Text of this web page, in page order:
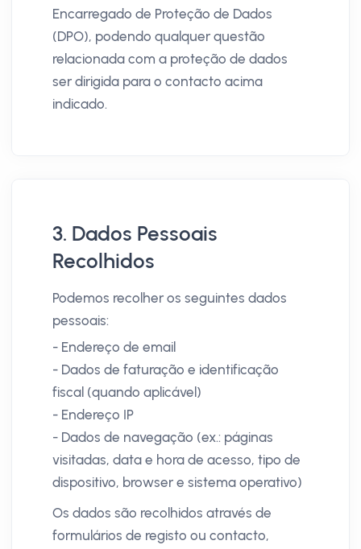
Encarregado de Proteção de Dados
(DPO), podendo qualquer questão
relacionada com a proteção de dados
ser dirigida para o contacto acima
indicado.
3. Dados Pessoais
Recolhidos
Podemos recolher os seguintes dados
pessoais:
- Endereço de email
- Dados de faturação e identificação
fiscal (quando aplicável)
- Endereço IP
- Dados de navegação (ex.: páginas
visitadas, data e hora de acesso, tipo de
dispositivo, browser e sistema operativo)
Os dados são recolhidos através de
formulários de registo ou contacto,